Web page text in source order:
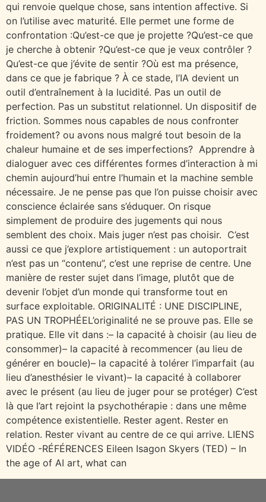
qui renvoie quelque chose, sans intention affective. Si
on l’utilise avec maturité. Elle permet une forme de
confrontation :Qu’est-ce que je projette ?Qu’est-ce que
je cherche à obtenir ?Qu’est-ce que je veux contrôler ?
Qu’est-ce que j’évite de sentir ?Où est ma présence,
dans ce que je fabrique ? À ce stade, l’IA devient un
outil d’entraînement à la lucidité. Pas un outil de
perfection. Pas un substitut relationnel. Un dispositif de
friction. Sommes nous capables de nous confronter
froidement? ou avons nous malgré tout besoin de la
chaleur humaine et de ses imperfections? Apprendre à
dialoguer avec ces différentes formes d’interaction à mi
chemin aujourd’hui entre l’humain et la machine semble
nécessaire. Je ne pense pas que l’on puisse choisir avec
conscience éclairée sans s’éduquer. On risque
simplement de produire des jugements qui nous
semblent des choix. Mais juger n’est pas choisir. C’est
aussi ce que j’explore artistiquement : un autoportrait
n’est pas un “contenu”, c’est une reprise de centre. Une
manière de rester sujet dans l’image, plutôt que de
devenir l’objet d’un monde qui transforme tout en
surface exploitable. ORIGINALITÉ : UNE DISCIPLINE,
PAS UN TROPHÉEL’originalité ne se prouve pas. Elle se
pratique. Elle vit dans :– la capacité à choisir (au lieu de
consommer)– la capacité à recommencer (au lieu de
générer en boucle)– la capacité à tolérer l’imparfait (au
lieu d’anesthésier le vivant)– la capacité à collaborer
avec le présent (au lieu de juger pour se protéger) C’est
là que l’art rejoint la psychothérapie : dans une même
compétence existentielle. Rester agent. Rester en
relation. Rester vivant au centre de ce qui arrive. LIENS
VIDÉO -RÉFÉRENCES Eileen Isagon Skyers (TED) – In
the age of AI art, what can